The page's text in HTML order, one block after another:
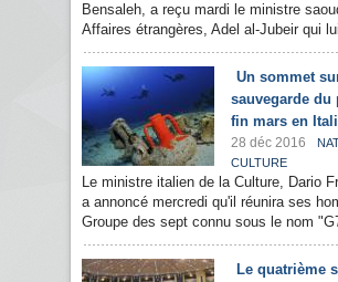
Bensaleh, a reçu mardi le ministre
Affaires étrangères, Adel al-Jubeir qui
Un sommet
sauvegarde du
fin mars en
28 déc 2016
CULTURE
Le ministre italien de la Culture, Dario
a annoncé mercredi qu'il réunira ses
Groupe des sept connu sous le nom
Le quatrième